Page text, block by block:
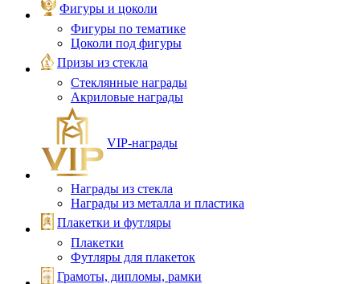
Фигуры и цоколи
Фигуры по тематике
Цоколи под фигуры
Призы из стекла
Стеклянные награды
Акриловые награды
VIP‑награды
Награды из стекла
Награды из металла и пластика
Плакетки и футляры
Плакетки
Футляры для плакеток
Грамоты, дипломы, рамки